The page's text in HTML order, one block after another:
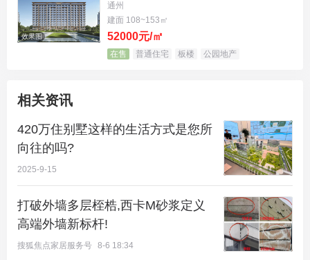
效果图
通州
建面 108~153㎡
52000元/㎡
在售 普通住宅 板楼 公园地产
相关资讯
420万住别墅这样的生活方式是您所
向往的吗?
2025-9-15
打破外墙多层桎梏,西卡M砂浆定义
高端外墙新标杆!
搜狐焦点家居服务号 8-6 18:34